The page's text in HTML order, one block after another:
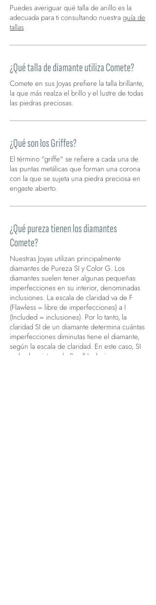
Puedes averiguar qué talla de anillo es la
adecuada para ti consultando nuestra guía de
tallas
¿Qué talla de diamante utiliza Comete?
Comete en sus Joyas prefiere la talla brillante,
la que más realza el brillo y el lustre de todas
las piedras preciosas.
¿Qué son los Griffes?
El término "griffe" se refiere a cada una de
las puntas metálicas que forman una corona
con la que se sujeta una piedra preciosa en
engaste abierto.
¿Qué pureza tienen los diamantes
Comete?
Nuestras Joyas utilizan principalmente
diamantes de Pureza SI y Color G. Los
diamantes suelen tener algunas pequeñas
imperfecciones en su interior, denominadas
inclusiones. La escala de claridad va de F
(Flawless = libre de imperfecciones) a I
(Included = inclusiones). Por lo tanto, la
claridad SI de un diamante determina cuántas
imperfecciones diminutas tiene el diamante,
según la escala de claridad. En este caso, SI
es la abreviatura de Small Inclusions